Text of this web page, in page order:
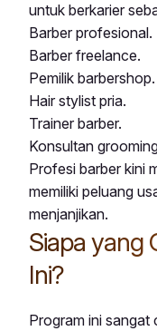
untuk berkarier
Barber profesional.
Barber freelance.
Pemilik barbershop.
Hair stylist pria.
Trainer barber.
Konsultan
Profesi barber kini
memiliki peluang
menjanjikan.
Siapa yang
Ini?
Program ini sangat